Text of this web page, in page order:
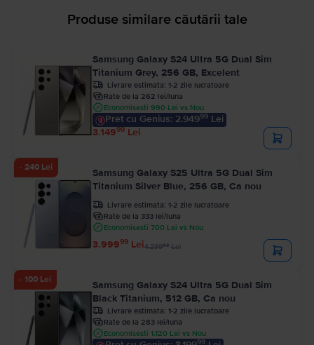
Produse similare căutării tale
Samsung Galaxy S24 Ultra 5G Dual Sim
Titanium Grey, 256 GB, Excelent
Livrare estimata: 1-2 zile lucratoare
Rate de la 262 lei/luna
Economisesti 990 Lei vs Nou
Pret cu Genius: 2.94999 Lei
3.14999 Lei
- 240 Lei
Samsung Galaxy S25 Ultra 5G Dual Sim
Titanium Silver Blue, 256 GB, Ca nou
Livrare estimata: 1-2 zile lucratoare
Rate de la 333 lei/luna
Economisesti 700 Lei vs Nou
3.99999 Lei4.23999Lei
- 100 Lei
Samsung Galaxy S24 Ultra 5G Dual Sim
Black Titanium, 512 GB, Ca nou
Livrare estimata: 1-2 zile lucratoare
Rate de la 283 lei/luna
Economisesti 1.120 Lei vs Nou
99